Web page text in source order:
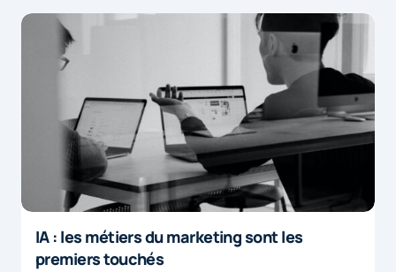
IA : les métiers du marketing sont les
premiers touchés